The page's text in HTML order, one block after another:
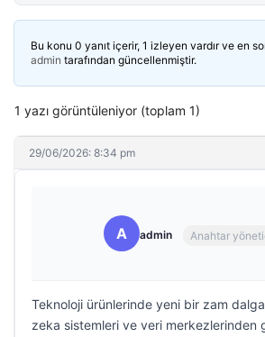
Bu konu 0 yanıt içerir, 1 izleyen vardır ve en
admin tarafından güncellenmiştir.
1 yazı görüntüleniyor (toplam 1)
29/06/2026: 8:34 pm
A admin Anahtar
Teknoloji ürünlerinde yeni bir zam
zeka sistemleri ve veri merkezlerinden